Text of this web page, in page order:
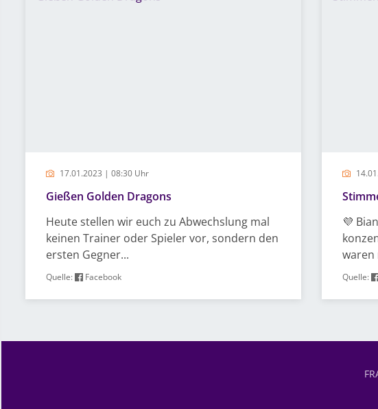
17.01.2023 | 08:30 Uhr
Gießen Golden Dragons
Heute stellen wir euch zu Abwechslung mal
keinen Trainer oder Spieler vor, sondern den
ersten Gegner...
Quelle: Facebook
💜
waren
Quelle: